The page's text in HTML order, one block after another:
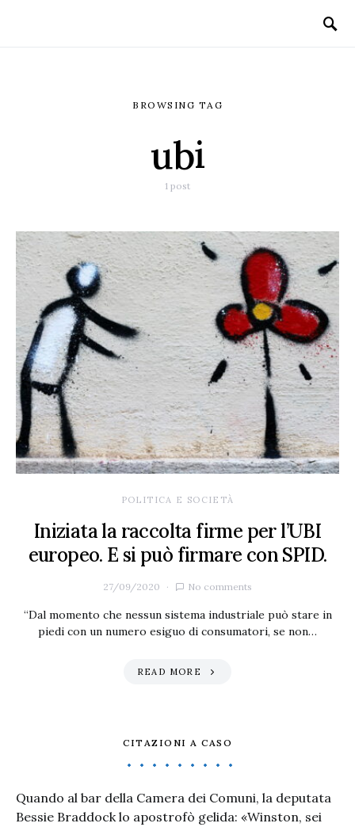
BROWSING TAG
ubi
1 post
POLITICA E SOCIETÀ
Iniziata la raccolta firme per l’UBI
europeo. E si può firmare con SPID.
27/09/2020 No comments
“Dal momento che nessun sistema industriale può stare in
piedi con un numero esiguo di consumatori, se non…
READ MORE
CITAZIONI A CASO
Quando al bar della Camera dei Comuni, la deputata
Bessie Braddock lo apostrofò gelida: «Winston, sei